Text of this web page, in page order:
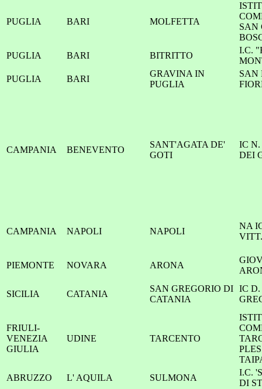
PUGLIA BARI MOLFETTA
SAN
PUGLIA
BARI BITRITTO
I.C.
PUGLIA
BARI
GRAVINA IN
PUGLIA
SAN
CAMPANIA BENEVENTO
SANT'AGATA DE'
GOTI
IC N.
DEI
CAMPANIA NAPOLI NAPOLI
NA
PIEMONTE NOVARA ARONA
SICILIA CATANIA
SAN GREGORIO DI
CATANIA
IC D.
FRIULI-
VENEZIA
GIULIA
UDINE TARCENTO
ABRUZZO
L' AQUILA SULMONA
I.C.
DI